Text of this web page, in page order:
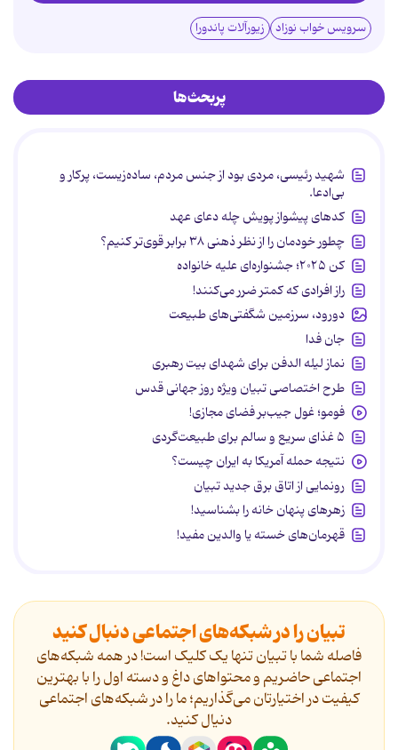
سرویس خواب نوزاد زیورآلات پاندورا
پربحث‌ها
شهید رئیسی، مردی بود از جنس مردم، ساده‌زیست، پرکار و
بی‌ادعا.
کدهای پیشواز پویش چله دعای عهد
چطور خودمان را از نظر ذهنی ۳۸ برابر قوی‌تر کنیم؟
کن ۲۰۲۵؛ جشنواره‌ای علیه خانواده
راز افرادی که کمتر ضرر می‌کنند!
دورود، سرزمین شگفتی‌های طبیعت
جان فدا
نماز لیله الدفن برای شهدای بیت رهبری
طرح اختصاصی تبیان ویژه روز جهانی قدس
فومو؛ غول جیب‌بر فضای مجازی!
۵ غذای سریع و سالم برای طبیعت‌گردی
نتیجه حمله آمریکا به ایران چیست؟
رونمایی از اتاق برق جدید تبیان
زهرهای پنهان خانه را بشناسید!
قهرمان‌های خسته یا والدین مفید!
تبیان را در شبکه‌های اجتماعی دنبال کنید
فاصله شما با تبیان تنها یک کلیک است! در همه شبکه‌های
اجتماعی حاضریم و محتواهای داغ و دسته اول را با بهترین
کیفیت در اختیارتان می‌گذاریم؛ ما را در شبکه‌های اجتماعی
دنیال کنید.